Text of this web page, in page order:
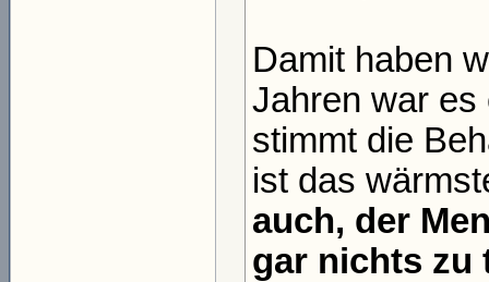
Damit haben
Jahren war es
stimmt die
ist das
auch, der
gar nichts zu